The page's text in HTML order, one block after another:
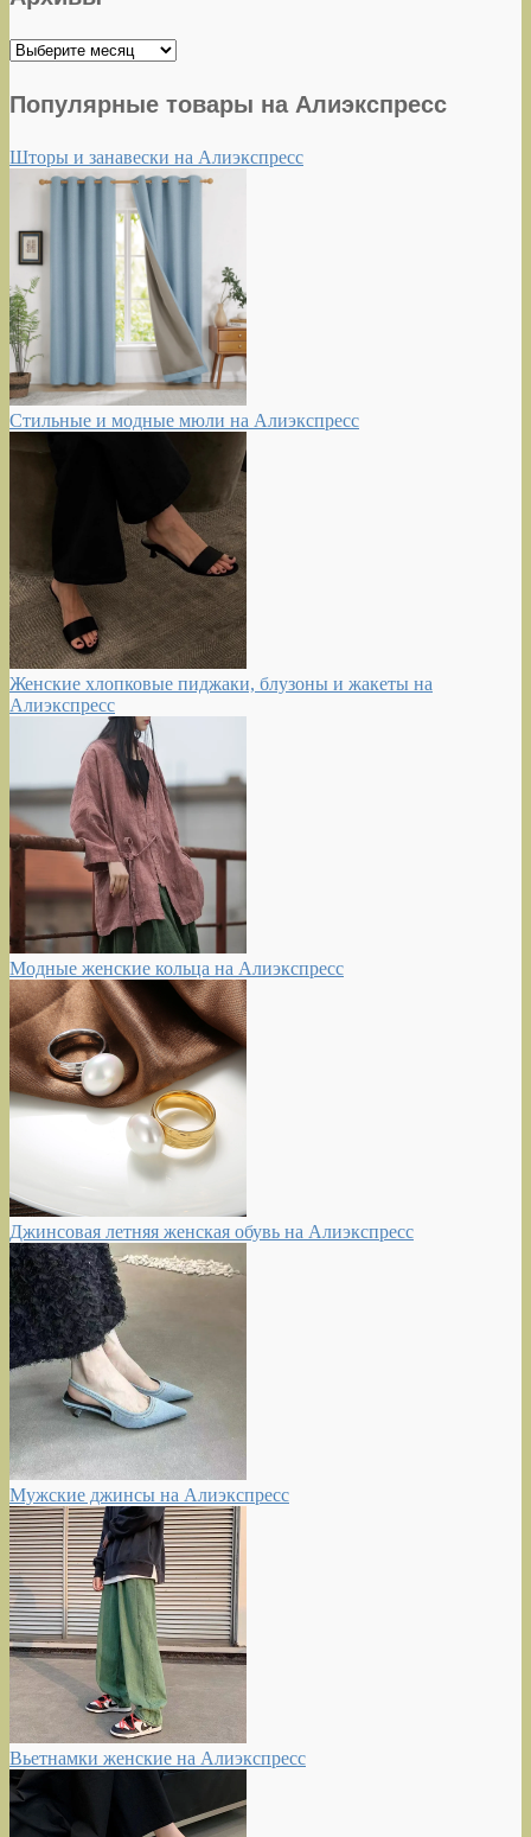
Архивы
Популярные товары на Алиэкспресс
Шторы и занавески на Алиэкспресс
Стильные и модные мюли на Алиэкспресс
Женские хлопковые пиджаки, блузоны и жакеты на
Алиэкспресс
Модные женские кольца на Алиэкспресс
Джинсовая летняя женская обувь на Алиэкспресс
Мужские джинсы на Алиэкспресс
Вьетнамки женские на Алиэкспресс